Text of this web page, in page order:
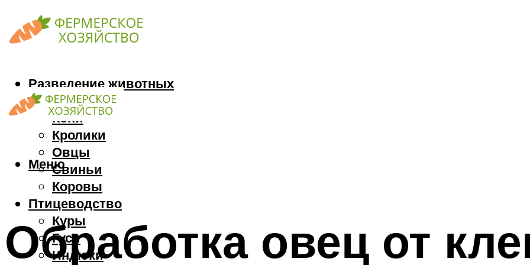
Разведение животных
Козы
Кони
Кролики
Овцы
Свиньи
Коровы
Птицеводство
Куры
Гуси
Индюки
Меню
Обработка овец от